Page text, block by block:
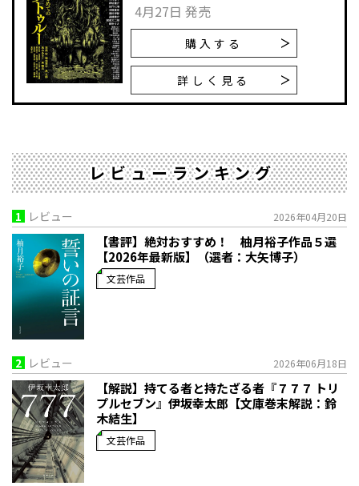
4月27日 発売
購入する
詳しく見る
レビューランキング
1 レビュー 2026年04月20日
【書評】絶対おすすめ！ 柚月裕子作品５選
【2026年最新版】（選者：大矢博子）
文芸作品
2 レビュー 2026年06月18日
【解説】持てる者と持たざる者――『７７７ トリ
プルセブン』伊坂幸太郎【文庫巻末解説：鈴
木結生】
文芸作品